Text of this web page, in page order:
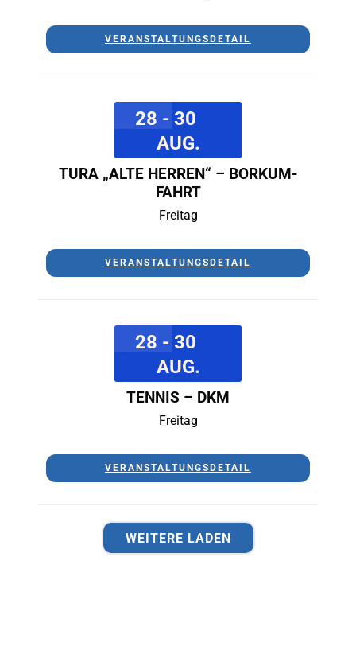
VERANSTALTUNGSDETAIL
28 - 30
AUG.
TURA „ALTE HERREN“ – BORKUM-
FAHRT
Freitag
VERANSTALTUNGSDETAIL
28 - 30
AUG.
TENNIS – DKM
Freitag
VERANSTALTUNGSDETAIL
WEITERE LADEN